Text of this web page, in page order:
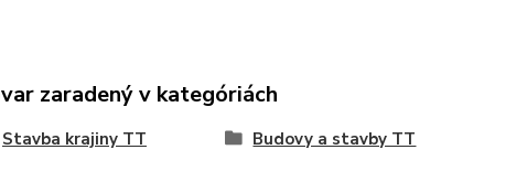
zaradený v kategóriách
Stavba krajiny TT Budovy a stavby TT